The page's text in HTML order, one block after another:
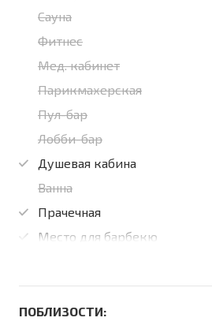
Сауна
Фитнес
Мед. кабинет
Парикмахерская
Пул-бар
Лобби-бар
Душевая кабина
Ванна
Прачечная
Место для барбекю
ПОБЛИЗОСТИ: